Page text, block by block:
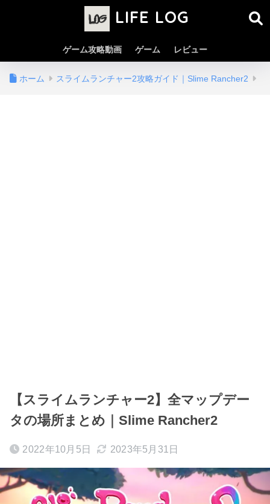
LIFE LOG
ゲーム攻略動画 ゲーム レビュー
ホーム スライムランチャー2攻略ガイド｜Slime Rancher2
【スライムランチャー2】全マップデー
タの場所まとめ｜Slime Rancher2
2022年10月5日 2023年5月31日